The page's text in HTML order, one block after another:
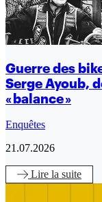
Guerre des
Serge Ayoub,
« balance »
Enquêtes
21.07.2026
Lire la suite